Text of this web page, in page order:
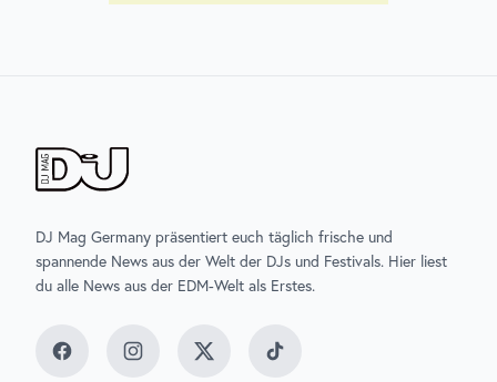
DJ Mag Germany präsentiert euch täglich frische und
spannende News aus der Welt der DJs und Festivals. Hier liest
du alle News aus der EDM-Welt als Erstes.
FacebookInstagramTwitter TikTok